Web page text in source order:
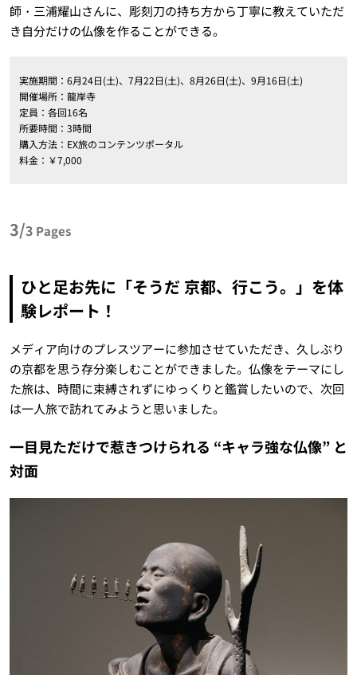
師・三浦耀山さんに、彫刻刀の持ち方から丁寧に教えていただ
き自分だけの仏像を作ることができる。
実施期間：6月24日(土)、7月22日(土)、8月26日(土)、9月16日(土)
開催場所：龍岸寺
定員：各回16名
所要時間：3時間
購入方法：EX旅のコンテンツポータル
料金：￥7,000
3/3 Pages
ひと足お先に「そうだ 京都、行こう。」を体
験レポート！
メディア向けのプレスツアーに参加させていただき、久しぶり
の京都を思う存分楽しむことができました。仏像をテーマにし
た旅は、時間に束縛されずにゆっくりと鑑賞したいので、次回
は一人旅で訪れてみようと思いました。
一目見ただけで惹きつけられる “キャラ強な仏像” と
対面